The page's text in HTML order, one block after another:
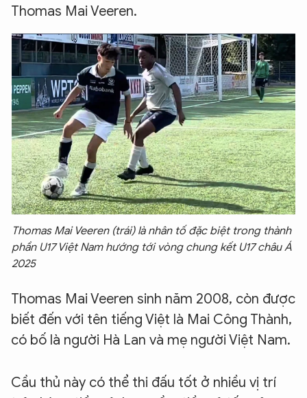
Thomas Mai Veeren.
Thomas Mai Veeren (trái) là nhân tố đặc biệt trong thành
phần U17 Việt Nam hướng tới vòng chung kết U17 châu Á
2025
Thomas Mai Veeren sinh năm 2008, còn được
biết đến với tên tiếng Việt là Mai Công Thành,
có bố là người Hà Lan và mẹ người Việt Nam.
Cầu thủ này có thể thi đấu tốt ở nhiều vị trí